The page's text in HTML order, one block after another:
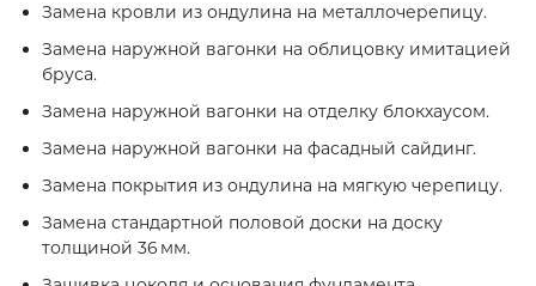
Замена кровли из ондулина на металлочерепицу.
Замена наружной вагонки на облицовку имитацией
бруса.
Замена наружной вагонки на отделку блокхаусом.
Замена наружной вагонки на фасадный сайдинг.
Замена покрытия из ондулина на мягкую черепицу.
Замена стандартной половой доски на доску
толщиной 36 мм.